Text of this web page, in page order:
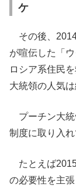
ケ
その後、
が喧伝した「
ロシア系住民
大統領の人気は
プーチン大統
制度に取り入れ
たとえば
の必要性を主